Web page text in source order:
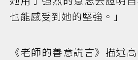
也能感受到她的堅強。」
《老師的善意謊言》描述